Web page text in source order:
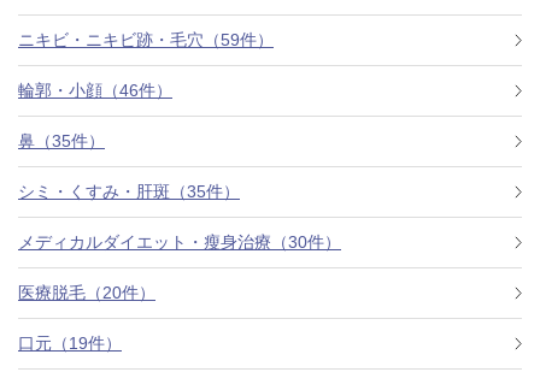
料金一覧
施術症例
初めての方へ
お悩みで探す
ニキビ・ニキビ跡・毛穴（59件）
輪郭・小顔（46件）
鼻（35件）
シミ・くすみ・肝斑（35件）
メディカルダイエット・瘦身治療（30件）
医療脱毛（20件）
口元（19件）